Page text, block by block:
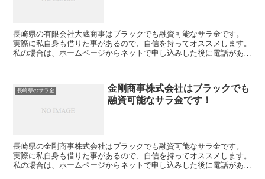
長崎県の有限会社大蔵商事はブラックでも融資可能なサラ金です。
実際に私自身も借りた事があるので、自信を持ってオススメします。
私の場合は、ホームページからネットで申し込みした後に電話があ
長崎県のサラ金
金剛商事株式会社はブラックでも
融資可能なサラ金です！
長崎県の金剛商事株式会社はブラックでも融資可能なサラ金です。
実際に私自身も借りた事があるので、自信を持ってオススメします。
私の場合は、ホームページからネットで申し込みした後に電話があ